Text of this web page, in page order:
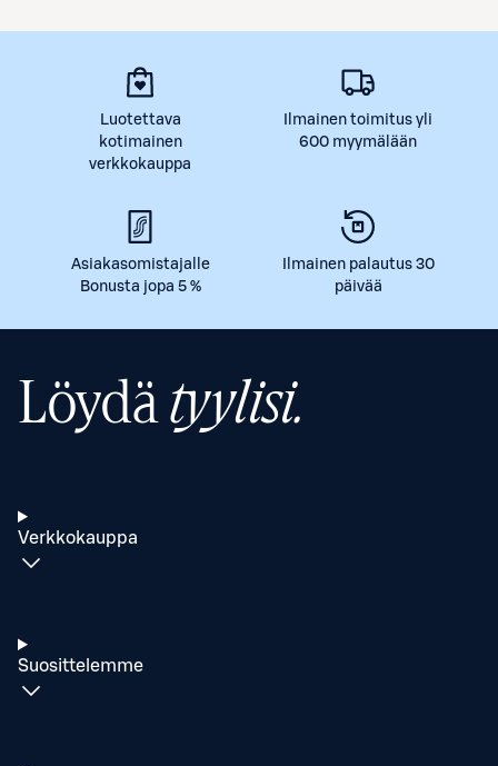
Luotettava
kotimainen
verkkokauppa
Ilmainen toimitus yli
600 myymälään
Asiakasomistajalle
Bonusta jopa 5 %
Ilmainen palautus 30
päivää
Löydätyylisi.
Verkkokauppa
Suosittelemme